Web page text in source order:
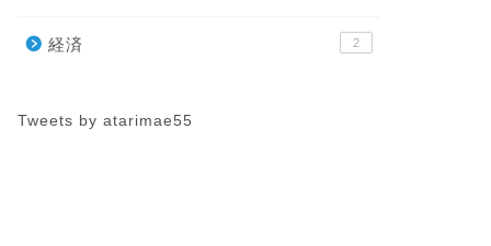
の平均」で求められま
データの …
経済 2
Tweets by atarimae55